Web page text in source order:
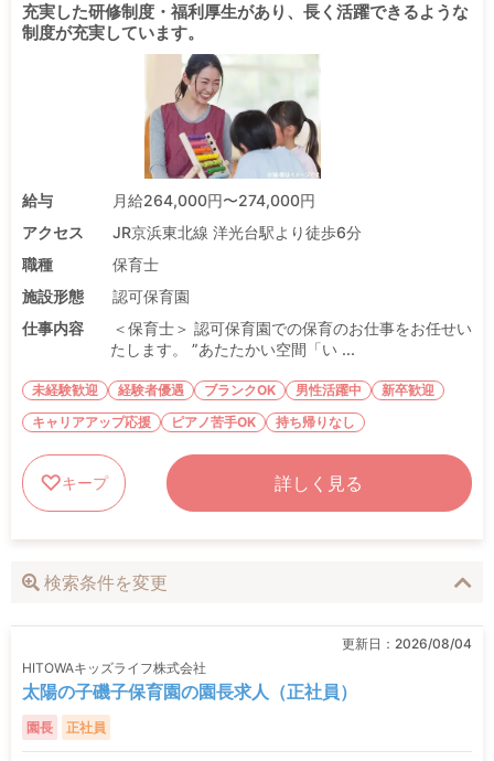
充実した研修制度・福利厚生があり、長く活躍できるような
制度が充実しています。
給与
月給264,000円〜274,000円
アクセス
JR京浜東北線 洋光台駅より徒歩6分
職種
保育士
施設形態
認可保育園
仕事内容
＜保育士＞ 認可保育園での保育のお仕事をお任せい
たします。 ”あたたかい空間「い ...
未経験歓迎 経験者優遇 ブランクOK 男性活躍中
新卒歓迎
キャリアアップ応援
ピアノ苦手OK 持ち帰りなし
キープ 詳しく見る
検索条件を変更
更新日： 2026/08/04
HITOWAキッズライフ株式会社
太陽の子磯子保育園の園長求人（正社員）
園長 正社員